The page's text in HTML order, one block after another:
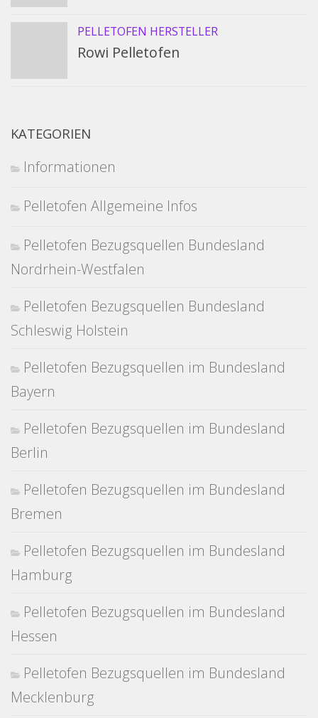
PELLETOFEN HERSTELLER
Rowi Pelletofen
KATEGORIEN
Informationen
Pelletofen Allgemeine Infos
Pelletofen Bezugsquellen Bundesland
Nordrhein-Westfalen
Pelletofen Bezugsquellen Bundesland
Schleswig Holstein
Pelletofen Bezugsquellen im Bundesland
Bayern
Pelletofen Bezugsquellen im Bundesland
Berlin
Pelletofen Bezugsquellen im Bundesland
Bremen
Pelletofen Bezugsquellen im Bundesland
Hamburg
Pelletofen Bezugsquellen im Bundesland
Hessen
Pelletofen Bezugsquellen im Bundesland
Mecklenburg